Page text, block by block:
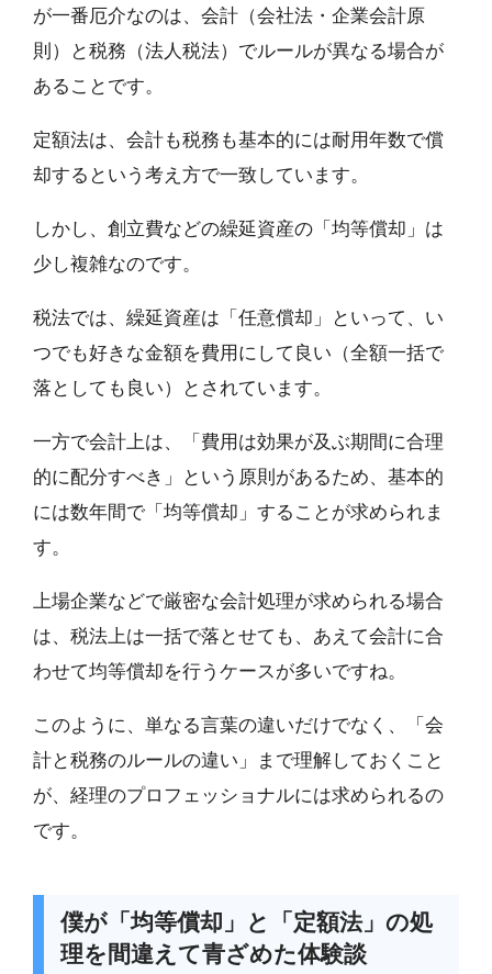
が一番厄介なのは、会計（会社法・企業会計原
則）と税務（法人税法）でルールが異なる場合が
あることです。
定額法は、会計も税務も基本的には耐用年数で償
却するという考え方で一致しています。
しかし、創立費などの繰延資産の「均等償却」は
少し複雑なのです。
税法では、繰延資産は「任意償却」といって、い
つでも好きな金額を費用にして良い（全額一括で
落としても良い）とされています。
一方で会計上は、「費用は効果が及ぶ期間に合理
的に配分すべき」という原則があるため、基本的
には数年間で「均等償却」することが求められま
す。
上場企業などで厳密な会計処理が求められる場合
は、税法上は一括で落とせても、あえて会計に合
わせて均等償却を行うケースが多いですね。
このように、単なる言葉の違いだけでなく、「会
計と税務のルールの違い」まで理解しておくこと
が、経理のプロフェッショナルには求められるの
です。
僕が「均等償却」と「定額法」の処
理を間違えて青ざめた体験談